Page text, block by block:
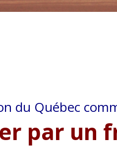
du Québec
par un